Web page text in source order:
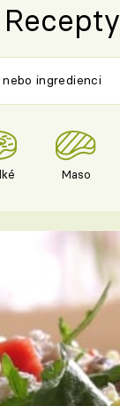
Recepty
Maso